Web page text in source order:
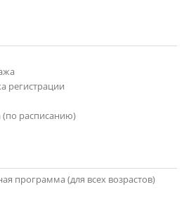
регистрации
(по расписанию)
программа (для всех возрастов)